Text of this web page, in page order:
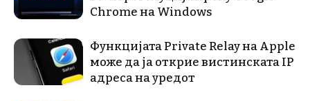
Chrome на Windows
Функцијата Private Relay на Apple
може да ја открие вистинската IP
адреса на уредот